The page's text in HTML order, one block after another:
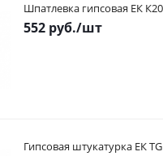
Шпатлевка гипсовая ЕК
552 руб./шт
Гипсовая штукатурка ЕК